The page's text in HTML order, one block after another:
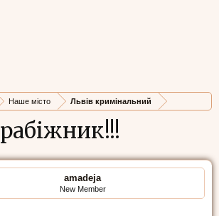
Наше місто Львів кримінальний
amadeja
New Member